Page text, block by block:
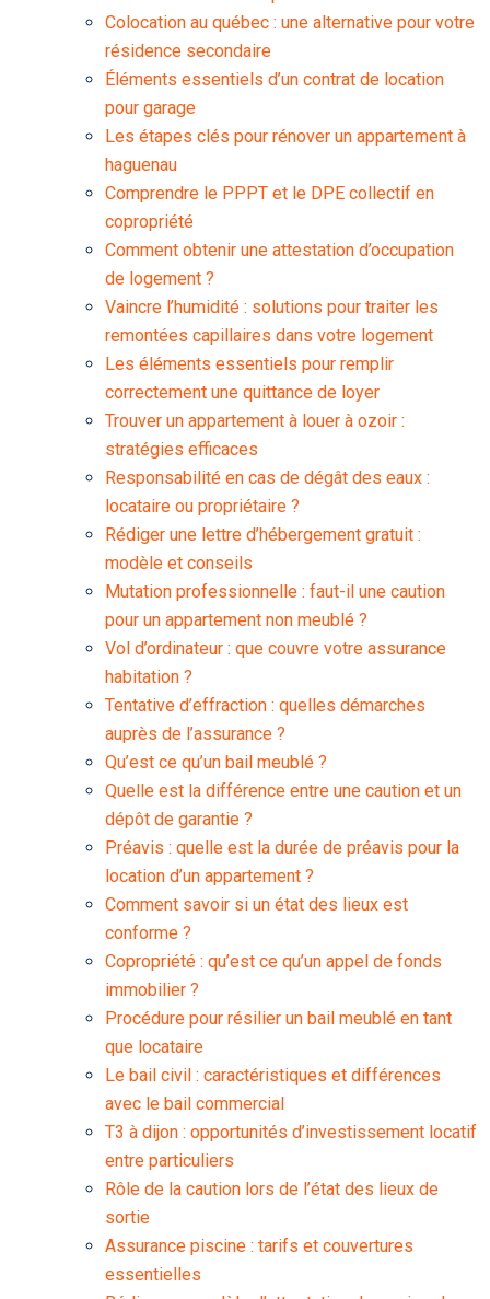
Colocation au québec : une alternative pour votre
résidence secondaire
Éléments essentiels d’un contrat de location
pour garage
Les étapes clés pour rénover un appartement à
haguenau
Comprendre le PPPT et le DPE collectif en
copropriété
Comment obtenir une attestation d’occupation
de logement ?
Vaincre l’humidité : solutions pour traiter les
remontées capillaires dans votre logement
Les éléments essentiels pour remplir
correctement une quittance de loyer
Trouver un appartement à louer à ozoir :
stratégies efficaces
Responsabilité en cas de dégât des eaux :
locataire ou propriétaire ?
Rédiger une lettre d’hébergement gratuit :
modèle et conseils
Mutation professionnelle : faut-il une caution
pour un appartement non meublé ?
Vol d’ordinateur : que couvre votre assurance
habitation ?
Tentative d’effraction : quelles démarches
auprès de l’assurance ?
Qu’est ce qu’un bail meublé ?
Quelle est la différence entre une caution et un
dépôt de garantie ?
Préavis : quelle est la durée de préavis pour la
location d’un appartement ?
Comment savoir si un état des lieux est
conforme ?
Copropriété : qu’est ce qu’un appel de fonds
immobilier ?
Procédure pour résilier un bail meublé en tant
que locataire
Le bail civil : caractéristiques et différences
avec le bail commercial
T3 à dijon : opportunités d’investissement locatif
entre particuliers
Rôle de la caution lors de l’état des lieux de
sortie
Assurance piscine : tarifs et couvertures
essentielles